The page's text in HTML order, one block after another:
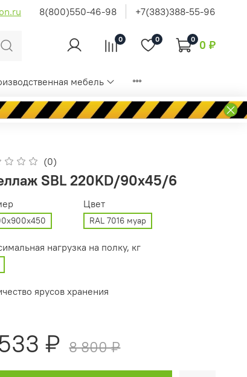
8(800)550-46-98 +7(383)388-55-96
0 0 0 0 ₽
мебель
(0)
SBL 220KD/90x45/6
Цвет
RAL 7016 муар
нагрузка на полку, кг
ярусов хранения
₽ 8 800 ₽